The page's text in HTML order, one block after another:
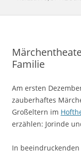
Familie
Am ersten
zauberhaftes
Großeltern im
erzählen: Jorinde
In